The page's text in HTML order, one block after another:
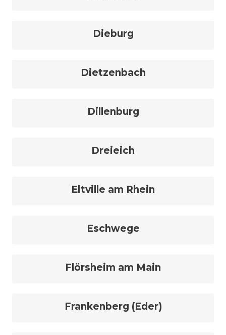
Dieburg
Dietzenbach
Dillenburg
Dreieich
Eltville am Rhein
Eschwege
Flörsheim am Main
Frankenberg (Eder)